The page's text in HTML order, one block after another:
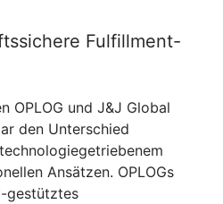
Fulfillment-
OPLOG und J&J Global
den Unterschied
Ansätzen. OPLOGs
gestütztes